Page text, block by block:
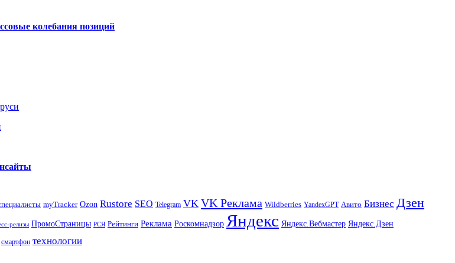
колебания позиций
myTracker Ozon Rustore SEO Telegram VK VK Реклама Wildberries YandexGPT Авито Бизнес Дзен
релизы ПромоСтраницы РСЯ Рейтинги Реклама Роскомнадзор Яндекс Яндекс.Вебмастер Яндекс.Дзен
смартфон технологии